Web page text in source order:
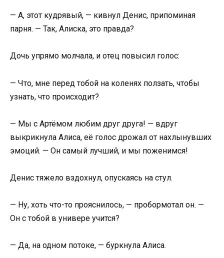
— А, этот кудрявый, — кивнул Денис, припоминая
парня. — Так, Алиска, это правда?
Дочь упрямо молчала, и отец повысил голос:
— Что, мне перед тобой на коленях ползать, чтобы
узнать, что происходит?
— Мы с Артёмом любим друг друга! — вдруг
выкрикнула Алиса, её голос дрожал от нахлынувших
эмоций. — Он самый лучший, и мы поженимся!
Денис тяжело вздохнул, опускаясь на стул.
— Ну, хоть что-то прояснилось, — пробормотал он. —
Он с тобой в универе учится?
— Да, на одном потоке, — буркнула Алиса.